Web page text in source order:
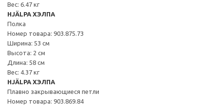
Вес: 6.47 кг
HJÄLPA ХЭЛПА
Полка
Номер товара: 903.875.73
Ширина: 53 см
Высота: 2 см
Длина: 58 см
Вес: 4.37 кг
HJÄLPA ХЭЛПА
Плавно закрывающиеся петли
Номер товара: 903.869.84